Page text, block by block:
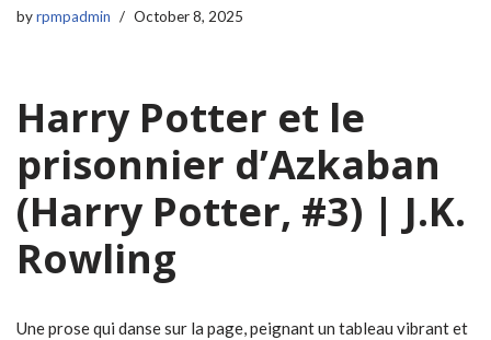
byrpmpadmin October 8, 2025
Harry Potter et le
prisonnier d’Azkaban
(Harry Potter, #3) | J.K.
Rowling
Une prose qui danse sur la page, peignant un tableau vibrant et